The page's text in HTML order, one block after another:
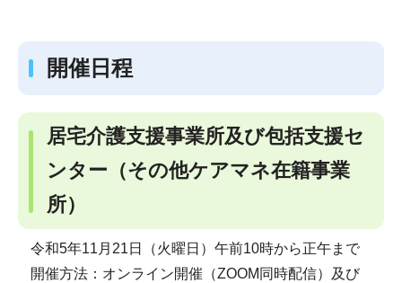
開催日程
居宅介護支援事業所及び包括支援セ
ンター（その他ケアマネ在籍事業
所）
令和5年11月21日（火曜日）午前10時から正午まで
開催方法：オンライン開催（ZOOM同時配信）及び